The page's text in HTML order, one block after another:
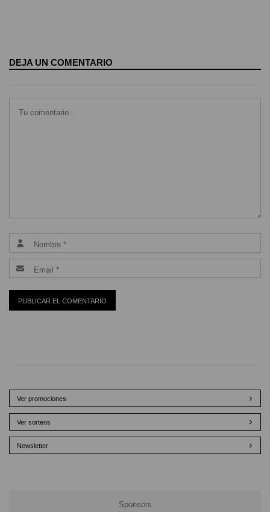
DEJA UN COMENTARIO
Ver promociones
Ver sorteos
Newsletter